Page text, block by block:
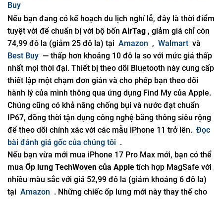
Buy
Nếu bạn đang có kế hoạch du lịch nghỉ lễ, đây là thời điểm
tuyệt vời để chuẩn bị với bộ bốn AirTag , giảm giá chỉ còn
74,99 đô la (giảm 25 đô la) tại Amazon , Walmart và
Best Buy — thấp hơn khoảng 10 đô la so với mức giá thấp
nhất mọi thời đại. Thiết bị theo dõi Bluetooth này cung cấp
thiết lập một chạm đơn giản và cho phép bạn theo dõi
hành lý của mình thông qua ứng dụng Find My của Apple.
Chúng cũng có khả năng chống bụi và nước đạt chuẩn
IP67, đồng thời tận dụng công nghệ băng thông siêu rộng
để theo dõi chính xác với các mẫu iPhone 11 trở lên. Đọc
bài đánh giá gốc của chúng tôi .
Nếu bạn vừa mới mua iPhone 17 Pro Max mới, bạn có thể
mua Ốp lưng TechWoven của Apple tích hợp MagSafe với
nhiều màu sắc với giá 52,99 đô la (giảm khoảng 6 đô la)
tại Amazon . Những chiếc ốp lưng mới này thay thế cho